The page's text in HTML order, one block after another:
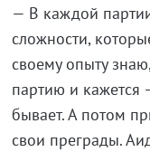
— В каждой
сложности,
своему опыту
партию и кажется
бывает. А потом
свои преграды.